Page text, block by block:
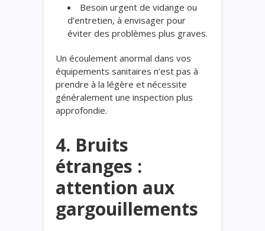
Besoin urgent de vidange ou
d’entretien, à envisager pour
éviter des problèmes plus graves.
Un écoulement anormal dans vos
équipements sanitaires n’est pas à
prendre à la légère et nécessite
généralement une inspection plus
approfondie.
4. Bruits
étranges :
attention aux
gargouillements